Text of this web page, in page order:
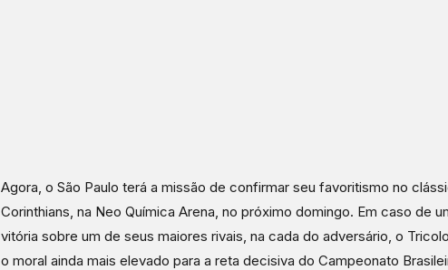
Agora, o São Paulo terá a missão de confirmar seu favoritismo no
Corinthians, na Neo Química Arena, no próximo domingo. Em caso de
vitória sobre um de seus maiores rivais, na cada do adversário, o
o moral ainda mais elevado para a reta decisiva do Campeonato